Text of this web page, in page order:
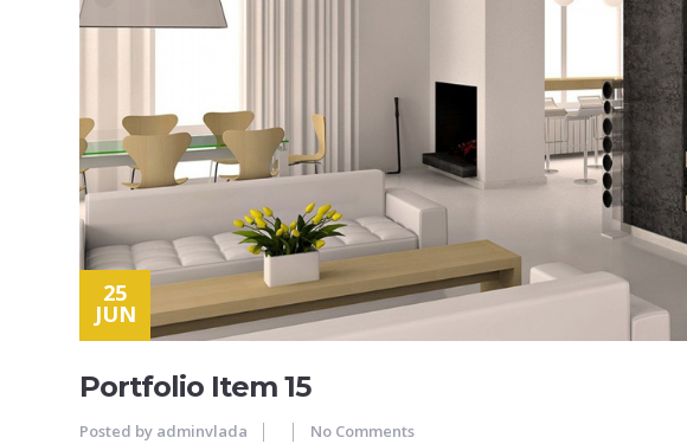
25
JUN
Portfolio Item 15
Posted by adminvlada No Comments